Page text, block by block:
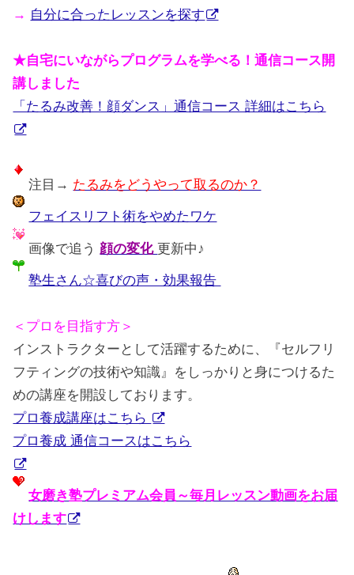
→ 自分に合ったレッスンを探す
★自宅にいながらプログラムを学べる！通信コース開
講しました
「たるみ改善！顔ダンス」通信コース 詳細はこちら
注目→ たるみをどうやって取るのか？
フェイスリフト術をやめたワケ
画像で追う 顔の変化更新中♪
塾生さん☆喜びの声・効果報告
＜プロを目指す方＞
インストラクターとして活躍するために、『セルフリ
フティングの技術や知識』をしっかりと身につけるた
めの講座を開設しております。
プロ養成講座はこちら
プロ養成 通信コースはこちら
女磨き塾プレミアム会員～毎月レッスン動画をお届
けします